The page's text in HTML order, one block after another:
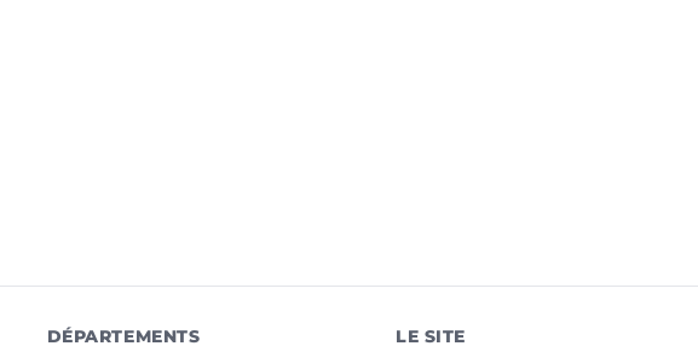
DÉPARTEMENTS LE SITE